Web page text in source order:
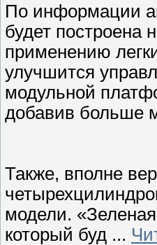
По информации
будет построена
применению
улучшится
модульной
добавив больше
Также, вполне
модели.
который буд ...